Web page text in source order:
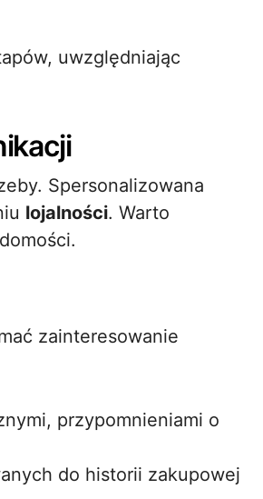
uwzględniając
Spersonalizowana
lojalności. Warto
zainteresowanie
przypomnieniami o
do historii zakupowej